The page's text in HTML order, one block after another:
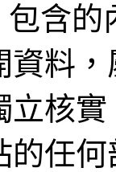
包含
資料
立核
的任